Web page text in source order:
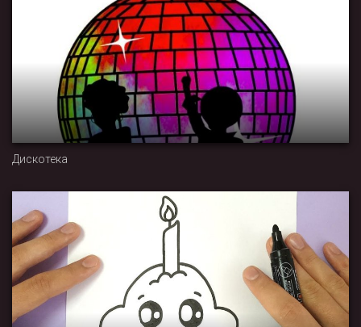
Дискотека